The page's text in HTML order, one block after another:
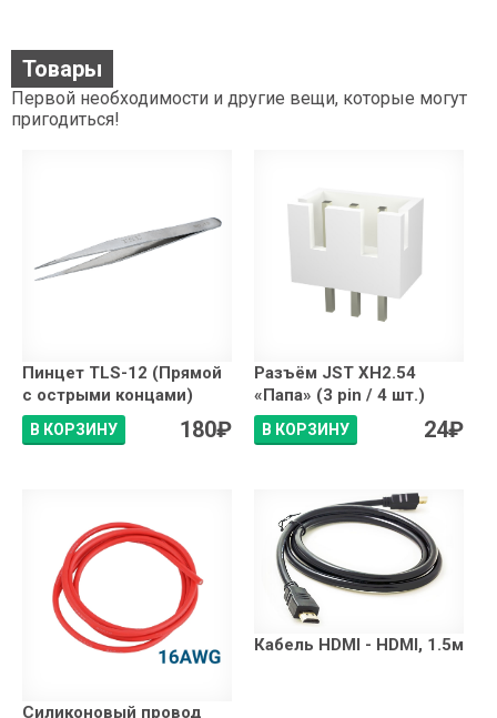
Товары
Первой необходимости и другие вещи, которые могут
пригодиться!
Пинцет TLS-12 (Прямой
с острыми концами)
В КОРЗИНУ 180₽
Разъём JST XH2.54
«Папа» (3 pin / 4 шт.)
В КОРЗИНУ 24₽
Силиконовый провод
Кабель HDMI - HDMI, 1.5м